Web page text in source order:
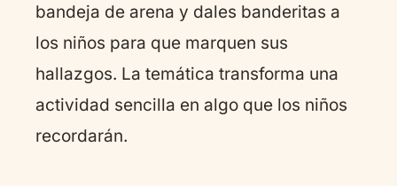
bandeja de arena y dales banderitas a
los niños para que marquen sus
hallazgos. La temática transforma una
actividad sencilla en algo que los niños
recordarán.